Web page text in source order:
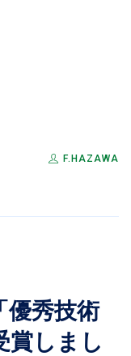
F.HAZAWA
優秀技術
賞しまし